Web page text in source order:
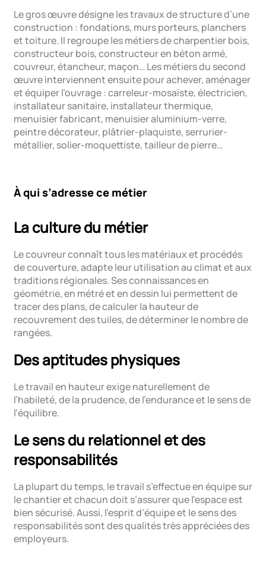
Le gros œuvre désigne les travaux de structure d’une
construction : fondations, murs porteurs, planchers
et toiture. Il regroupe les métiers de charpentier bois,
constructeur bois, constructeur en béton armé,
couvreur, étancheur, maçon… Les métiers du second
œuvre interviennent ensuite pour achever, aménager
et équiper l’ouvrage : carreleur-mosaïste, électricien,
installateur sanitaire, installateur thermique,
menuisier fabricant, menuisier aluminium-verre,
peintre décorateur, plâtrier-plaquiste, serrurier-
métallier, solier-moquettiste, tailleur de pierre…
À qui s’adresse ce métier
La culture du métier
Le couvreur connaît tous les matériaux et procédés
de couverture, adapte leur utilisation au climat et aux
traditions régionales. Ses connaissances en
géométrie, en métré et en dessin lui permettent de
tracer des plans, de calculer la hauteur de
recouvrement des tuiles, de déterminer le nombre de
rangées.
Des aptitudes physiques
Le travail en hauteur exige naturellement de
l’habileté, de la prudence, de l’endurance et le sens de
l’équilibre.
Le sens du relationnel et des
responsabilités
La plupart du temps, le travail s’effectue en équipe sur
le chantier et chacun doit s’assurer que l’espace est
bien sécurisé. Aussi, l’esprit d’équipe et le sens des
responsabilités sont des qualités très appréciées des
employeurs.